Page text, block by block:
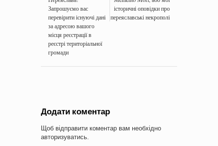
Запрошуємо вас
перевірити існуючі дані
за адресою вашого
місця реєстрації в
реєстрі територіальної
громади
історичні оповідки про
переяславські некрополі
Додати коментар
Щоб відправити коментар вам необхідно
авторизуватись.